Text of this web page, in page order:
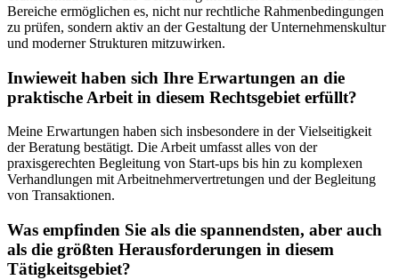
Bereiche ermöglichen es, nicht nur rechtliche Rahmenbedingungen
zu prüfen, sondern aktiv an der Gestaltung der Unternehmenskultur
und moderner Strukturen mitzuwirken.
Inwieweit haben sich Ihre Erwartungen an die
praktische Arbeit in diesem Rechtsgebiet erfüllt?
Meine Erwartungen haben sich insbesondere in der Vielseitigkeit
der Beratung bestätigt. Die Arbeit umfasst alles von der
praxisgerechten Begleitung von Start-ups bis hin zu komplexen
Verhandlungen mit Arbeitnehmervertretungen und der Begleitung
von Transaktionen.
Was empfinden Sie als die spannendsten, aber auch
als die größten Herausforderungen in diesem
Tätigkeitsgebiet?